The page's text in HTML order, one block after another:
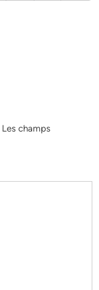
Les champs